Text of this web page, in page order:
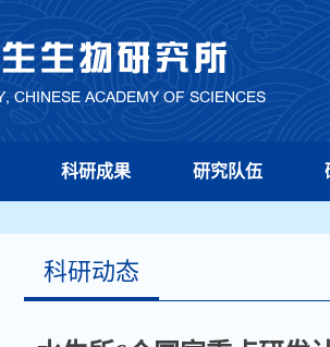
科研成果 研究队伍
科研动态